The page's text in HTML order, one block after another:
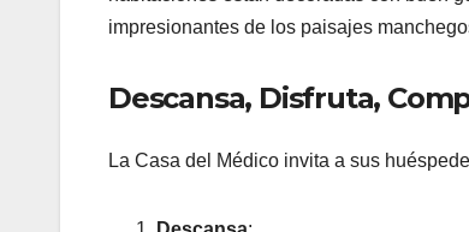
impresionantes de los paisajes
Descansa, Disfruta,
La Casa del Médico invita a sus